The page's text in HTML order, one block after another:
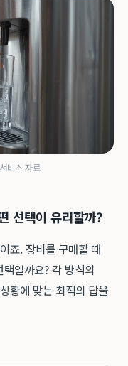
비스 자료
선택이 유리할까?
죠. 장비를 구매할 때
일까요? 각 방식의
황에 맞는 최적의 답을